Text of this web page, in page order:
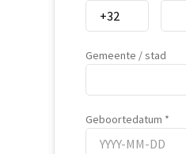
Gemeente / stad
Geboortedatum